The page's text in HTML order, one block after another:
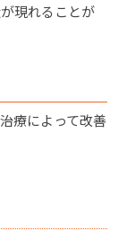
現れることが
療によって改善